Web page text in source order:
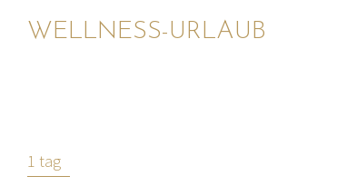
WELLNESS-URLAUB
1 tag